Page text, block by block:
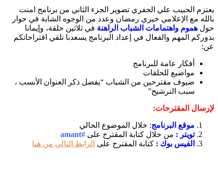
الحبيب علي الجفري تصوير الجزء الثاني من برنامج امنت
مع الإعلامي خيري رمضان وعدد من الوجوه الشابة في حوار
هموم واهتمامات الشباب الراهنةفي ثلاثين حلقة، وإيمانا
المهم والفعال في إعداد البرنامج يسعدنا تلقي اقتراحاتكم
أفكار عامة للبرنامج
مواضيع للحلقات
ضيوف مقترحين من الشباب “يفضل ذكر العنوان الأنسب ،
سبب الترشيح”
المقترحات:
موقع البرنامج: خلال الموضوع الحالي
تويتر :من خلال كتابة المقترح على #amant
الفيس بوك : كتابة المقترح على الرابط التالي من هنا